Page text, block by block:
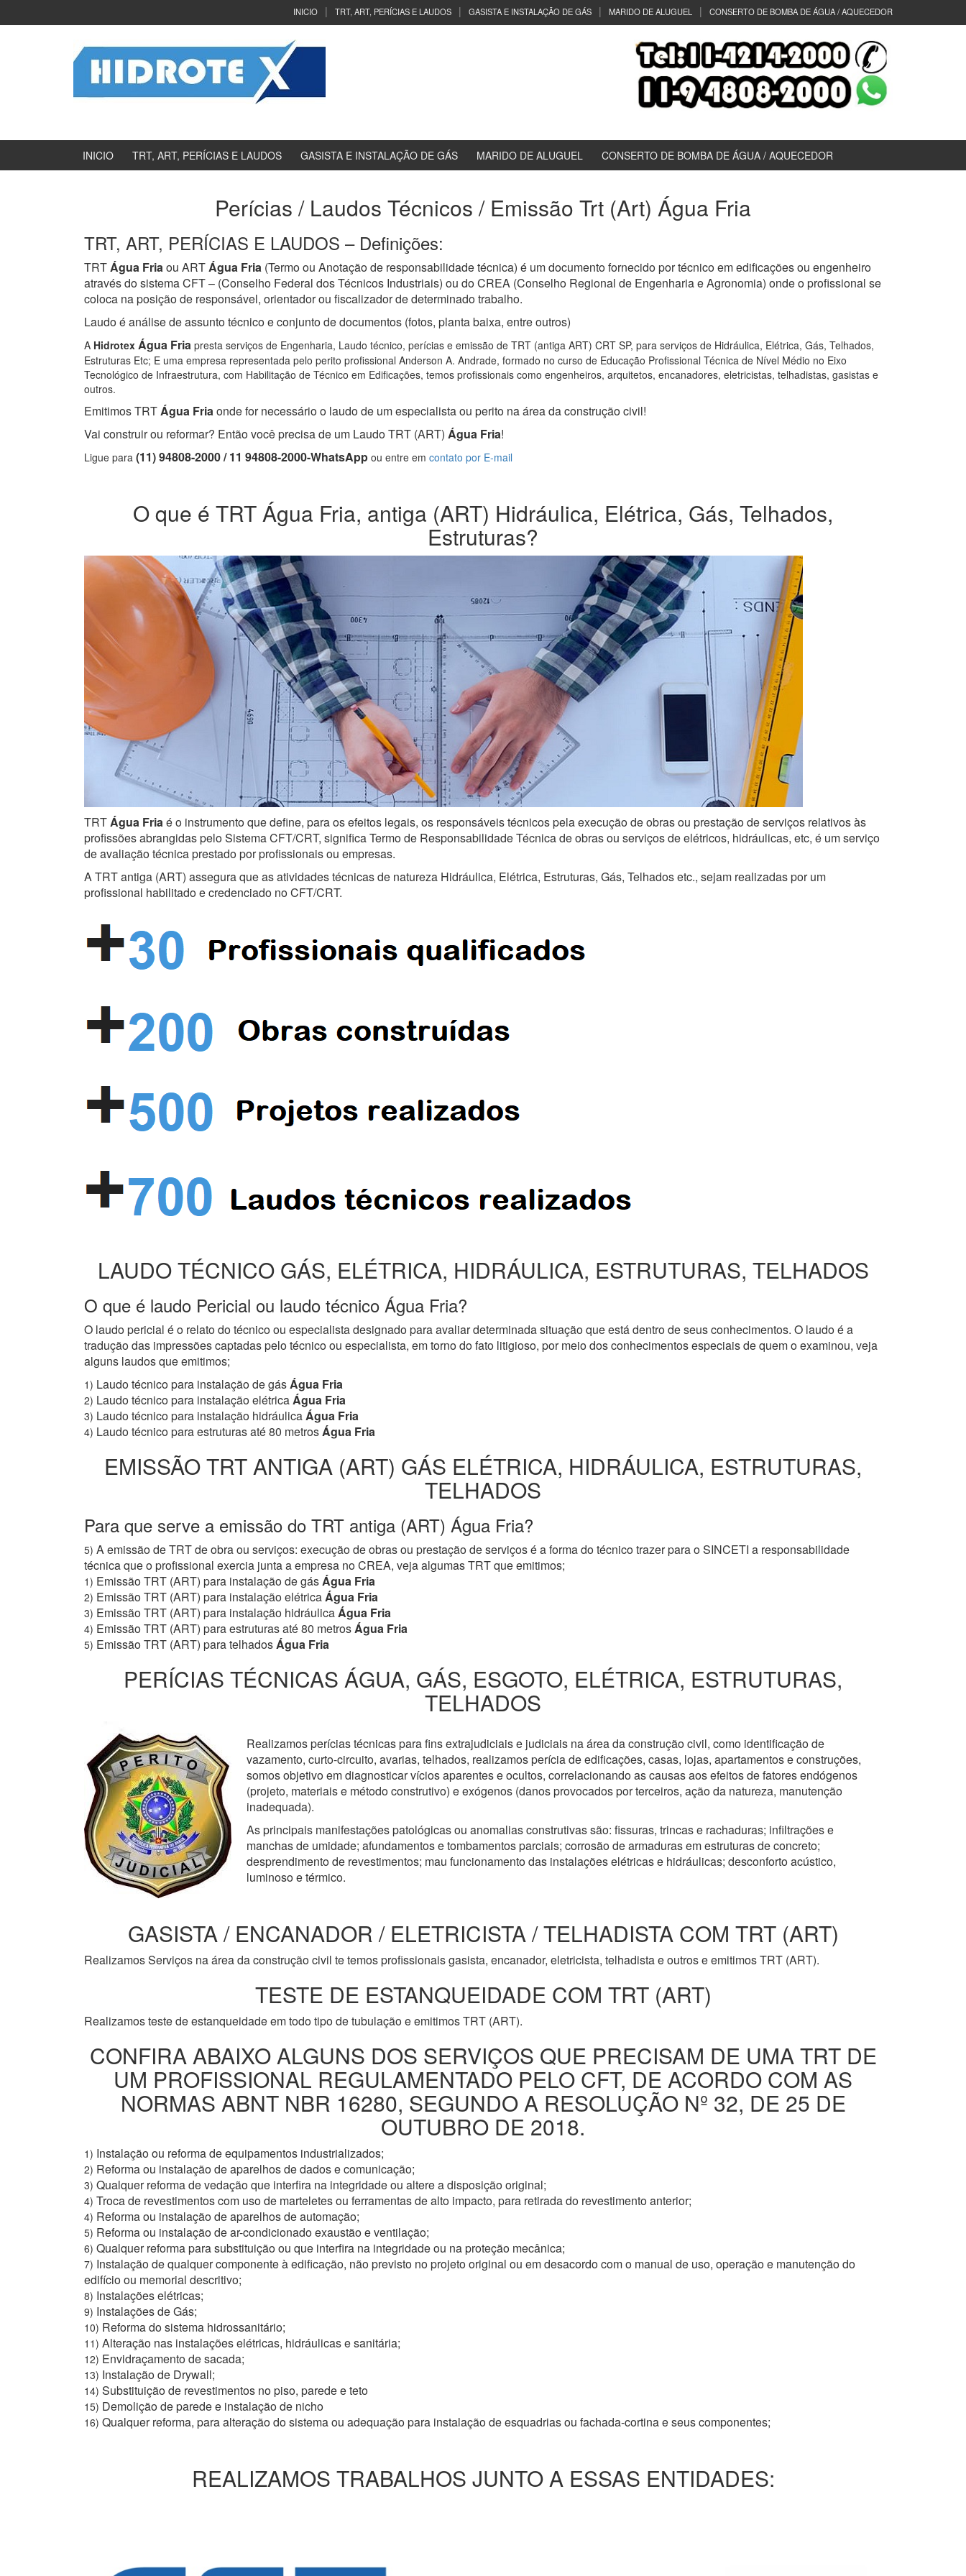
INICIO TRT, ART, PERÍCIAS E LAUDOS GASISTA E INSTALAÇÃO DE GÁS MARIDO DE ALUGUEL CONSERTO DE BOMBA DE ÁGUA / AQUECEDOR
INICIO TRT, ART, PERÍCIAS E LAUDOS GASISTA E INSTALAÇÃO DE GÁS MARIDO DE ALUGUEL CONSERTO DE BOMBA DE ÁGUA / AQUECEDOR
Perícias / Laudos Técnicos / Emissão Trt (Art) Água Fria
TRT, ART, PERÍCIAS E LAUDOS – Definições:
TRTÁgua Friaou ARTÁgua Fria (Termo ou Anotação de responsabilidade técnica) é um documento fornecido por técnico em edificações ou engenheiro
através do sistema CFT – (Conselho Federal dos Técnicos Industriais) ou do CREA (Conselho Regional de Engenharia e Agronomia) onde o profissional se
coloca na posição de responsável, orientador ou fiscalizador de determinado trabalho.
Laudo é análise de assunto técnico e conjunto de documentos (fotos, planta baixa, entre outros)
A Hidrotex Água Fria presta serviços de Engenharia, Laudo técnico, perícias e emissão de TRT (antiga ART) CRT SP, para serviços de Hidráulica, Elétrica, Gás, Telhados,
Estruturas Etc; E uma empresa representada pelo perito profissional Anderson A. Andrade, formado no curso de Educação Profissional Técnica de Nível Médio no Eixo
Tecnológico de Infraestrutura, com Habilitação de Técnico em Edificações, temos profissionais como engenheiros, arquitetos, encanadores, eletricistas, telhadistas, gasistas e
outros.
Emitimos TRTÁgua Friaonde for necessário o laudo de um especialista ou perito na área da construção civil!
Vai construir ou reformar? Então você precisa de um Laudo TRT (ART) Água Fria!
Ligue para (11) 94808-2000 / 11 94808-2000-WhatsApp ou entre em contato por E-mail
O que é TRT Água Fria, antiga (ART) Hidráulica, Elétrica, Gás, Telhados,
Estruturas?
TRTÁgua Friaé o instrumento que define, para os efeitos legais, os responsáveis técnicos pela execução de obras ou prestação de serviços relativos às
profissões abrangidas pelo Sistema CFT/CRT, significa Termo de Responsabilidade Técnica de obras ou serviços de elétricos, hidráulicas, etc, é um serviço
de avaliação técnica prestado por profissionais ou empresas.
A TRT antiga (ART) assegura que as atividades técnicas de natureza Hidráulica, Elétrica, Estruturas, Gás, Telhados etc., sejam realizadas por um
profissional habilitado e credenciado no CFT/CRT.
LAUDO TÉCNICO GÁS, ELÉTRICA, HIDRÁULICA, ESTRUTURAS, TELHADOS
O que é laudo Pericial ou laudo técnico Água Fria?
O laudo pericial é o relato do técnico ou especialista designado para avaliar determinada situação que está dentro de seus conhecimentos. O laudo é a
tradução das impressões captadas pelo técnico ou especialista, em torno do fato litigioso, por meio dos conhecimentos especiais de quem o examinou, veja
alguns laudos que emitimos;
1) Laudo técnico para instalação de gásÁgua Fria
2) Laudo técnico para instalação elétricaÁgua Fria
3) Laudo técnico para instalação hidráulicaÁgua Fria
4) Laudo técnico para estruturas até 80 metrosÁgua Fria
EMISSÃO TRT ANTIGA (ART) GÁS ELÉTRICA, HIDRÁULICA, ESTRUTURAS,
TELHADOS
Para que serve a emissão do TRT antiga (ART) Água Fria?
5) A emissão de TRT de obra ou serviços: execução de obras ou prestação de serviços é a forma do técnico trazer para o SINCETI a responsabilidade
técnica que o profissional exercia junta a empresa no CREA, veja algumas TRT que emitimos;
1) Emissão TRT (ART) para instalação de gásÁgua Fria
2) Emissão TRT (ART) para instalação elétricaÁgua Fria
3) Emissão TRT (ART) para instalação hidráulicaÁgua Fria
4) Emissão TRT (ART) para estruturas até 80 metrosÁgua Fria
5) Emissão TRT (ART) para telhadosÁgua Fria
PERÍCIAS TÉCNICAS ÁGUA, GÁS, ESGOTO, ELÉTRICA, ESTRUTURAS,
TELHADOS
Realizamos perícias técnicas para fins extrajudiciais e judiciais na área da construção civil, como identificação de
vazamento, curto-circuito, avarias, telhados, realizamos perícia de edificações, casas, lojas, apartamentos e construções,
somos objetivo em diagnosticar vícios aparentes e ocultos, correlacionando as causas aos efeitos de fatores endógenos
(projeto, materiais e método construtivo) e exógenos (danos provocados por terceiros, ação da natureza, manutenção
inadequada).
As principais manifestações patológicas ou anomalias construtivas são: fissuras, trincas e rachaduras; infiltrações e
manchas de umidade; afundamentos e tombamentos parciais; corrosão de armaduras em estruturas de concreto;
desprendimento de revestimentos; mau funcionamento das instalações elétricas e hidráulicas; desconforto acústico,
luminoso e térmico.
GASISTA / ENCANADOR / ELETRICISTA / TELHADISTA COM TRT (ART)
Realizamos Serviços na área da construção civil te temos profissionais gasista, encanador, eletricista, telhadista e outros e emitimos TRT (ART).
TESTE DE ESTANQUEIDADE COM TRT (ART)
Realizamos teste de estanqueidade em todo tipo de tubulação e emitimos TRT (ART).
CONFIRA ABAIXO ALGUNS DOS SERVIÇOS QUE PRECISAM DE UMA TRT DE
UM PROFISSIONAL REGULAMENTADO PELO CFT, DE ACORDO COM AS
NORMAS ABNT NBR 16280, SEGUNDO A RESOLUÇÃO Nº 32, DE 25 DE
OUTUBRO DE 2018.
1) Instalação ou reforma de equipamentos industrializados;
2) Reforma ou instalação de aparelhos de dados e comunicação;
3) Qualquer reforma de vedação que interfira na integridade ou altere a disposição original;
4) Troca de revestimentos com uso de marteletes ou ferramentas de alto impacto, para retirada do revestimento anterior;
4) Reforma ou instalação de aparelhos de automação;
5) Reforma ou instalação de ar-condicionado exaustão e ventilação;
6) Qualquer reforma para substituição ou que interfira na integridade ou na proteção mecânica;
7) Instalação de qualquer componente à edificação, não previsto no projeto original ou em desacordo com o manual de uso, operação e manutenção do
edifício ou memorial descritivo;
8) Instalações elétricas;
9) Instalações de Gás;
10) Reforma do sistema hidrossanitário;
11) Alteração nas instalações elétricas, hidráulicas e sanitária;
12) Envidraçamento de sacada;
13) Instalação de Drywall;
14) Substituição de revestimentos no piso, parede e teto
15) Demolição de parede e instalação de nicho
16) Qualquer reforma, para alteração do sistema ou adequação para instalação de esquadrias ou fachada-cortina e seus componentes;
REALIZAMOS TRABALHOS JUNTO A ESSAS ENTIDADES: